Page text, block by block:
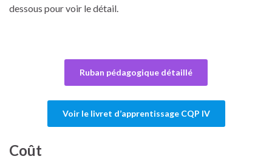
dessous pour voir le détail.
Ruban pédagogique détaillé
Voir le livret d’apprentissage CQP IV
Coût